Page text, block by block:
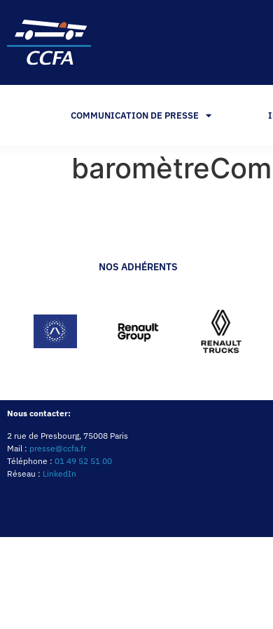
COMMUNICATION DE PRESSE
NOS ADHÉRENTS
Nous contacter:
2 rue de Presbourg, 75008 Paris
Mail : presse@ccfa.fr
Téléphone : 01 49 52 51 00
Réseau : LinkedIn